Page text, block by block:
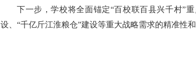
下一步，学校将全面锚定“百校联百县兴千村”
设、“千亿斤江淮粮仓”建设等重大战略需求的精准性